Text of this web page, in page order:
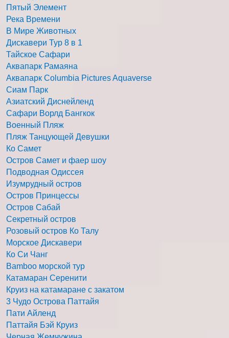
Пятый Элемент
Река Времени
В Мире Животных
Дискавери Тур 8 в 1
Тайское Сафари
Аквапарк Рамаяна
Аквапарк Columbia Pictures Aquaverse
Сиам Парк
Азиатский Диснейленд
Сафари Ворлд Бангкок
Военный Пляж
Пляж Танцующей Девушки
Ко Самет
Остров Самет и фаер шоу
Подводная Одиссея
Изумрудный остров
Остров Принцессы
Остров Сабай
Секретный остров
Розовый остров Ко Талу
Морское Дискавери
Ко Си Чанг
Bamboo морской тур
Катамаран Серенити
Круиз на катамаране с закатом
3 Чудо Острова Паттайя
Пати Айленд
Паттайя Бэй Круиз